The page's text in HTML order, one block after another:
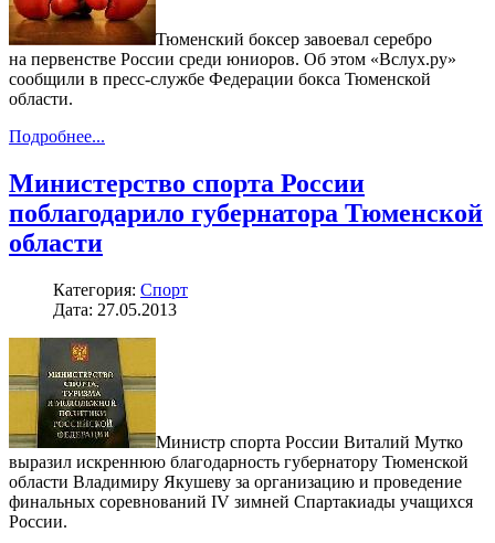
Тюменский боксер завоевал серебро
на первенстве России среди юниоров. Об этом «Вслух.ру»
сообщили в пресс-службе Федерации бокса Тюменской
области.
Подробнее...
Министерство спорта России
поблагодарило губернатора Тюменской
области
Категория: Спорт
Дата: 27.05.2013
Министр спорта России Виталий Мутко
выразил искреннюю благодарность губернатору Тюменской
области Владимиру Якушеву за организацию и проведение
финальных соревнований IV зимней Спартакиады учащихся
России.